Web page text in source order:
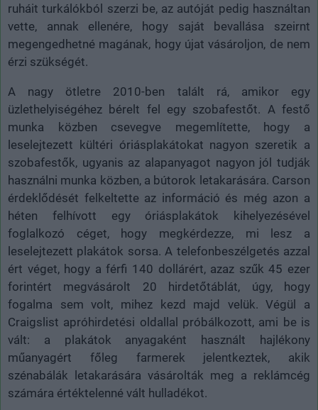
ruháit turkálókból szerzi be, az autóját pedig használtan
vette, annak ellenére, hogy saját bevallása szeirnt
megengedhetné magának, hogy újat vásároljon, de nem
érzi szükségét.
A nagy ötletre 2010-ben talált rá, amikor egy
üzlethelyiségéhez bérelt fel egy szobafestőt. A festő
munka közben csevegve megemlítette, hogy a
leselejtezett kültéri óriásplakátokat nagyon szeretik a
szobafestők, ugyanis az alapanyagot nagyon jól tudják
használni munka közben, a bútorok letakarására. Carson
érdeklődését felkeltette az információ és még azon a
héten felhívott egy óriásplakátok kihelyezésével
foglalkozó céget, hogy megkérdezze, mi lesz a
leselejtezett plakátok sorsa. A telefonbeszélgetés azzal
ért véget, hogy a férfi 140 dollárért, azaz szűk 45 ezer
forintért megvásárolt 20 hirdetőtáblát, úgy, hogy
fogalma sem volt, mihez kezd majd velük. Végül a
Craigslist apróhirdetési oldallal próbálkozott, ami be is
vált: a plakátok anyagaként használt hajlékony
műanyagért főleg farmerek jelentkeztek, akik
szénabálák letakarására vásárolták meg a reklámcég
számára értéktelenné vált hulladékot.